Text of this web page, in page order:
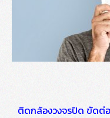
ติดกล้องวงจรปิด ขัดต่